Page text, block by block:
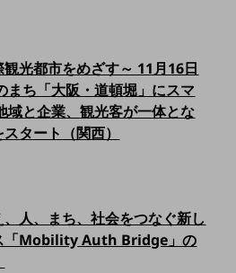
光都市をめざす～ 11月16日
まち「大阪・道頓堀」にスマ
域と企業、観光客が一体とな
タート（関西）
人、まち、社会をつなぐ新し
「Mobility Auth Bridge」の